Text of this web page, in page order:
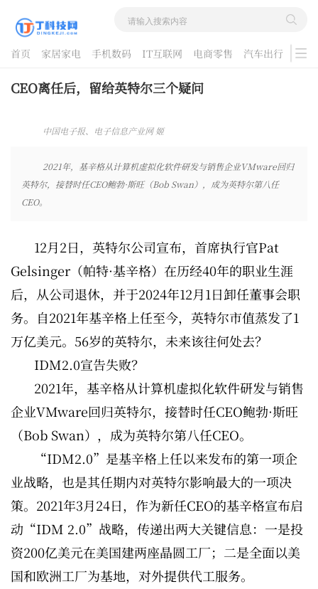
首页 家居家电 手机数码 IT互联网 电商零售 汽车出行
游戏
酷品评测
CEO离任后，留给英特尔三个疑问
中国电子报、电子信息产业网 姬
2021年，基辛格从计算机虚拟化软件研发与销售企业VMware回归
英特尔，接替时任CEO鲍勃·斯旺（Bob Swan），成为英特尔第八任
CEO。
12月2日，英特尔公司宣布，首席执行官Pat
Gelsinger（帕特·基辛格）在历经40年的职业生涯
后，从公司退休，并于2024年12月1日卸任董事会职
务。自2021年基辛格上任至今，英特尔市值蒸发了1
万亿美元。56岁的英特尔，未来该往何处去？
IDM2.0宣告失败？
2021年，基辛格从计算机虚拟化软件研发与销售
企业VMware回归英特尔，接替时任CEO鲍勃·斯旺
（Bob Swan），成为英特尔第八任CEO。
“IDM2.0”是基辛格上任以来发布的第一项企
业战略，也是其任期内对英特尔影响最大的一项决
策。2021年3月24日，作为新任CEO的基辛格宣布启
动“IDM 2.0”战略，传递出两大关键信息：一是投
资200亿美元在美国建两座晶圆工厂；二是全面以美
国和欧洲工厂为基地，对外提供代工服务。